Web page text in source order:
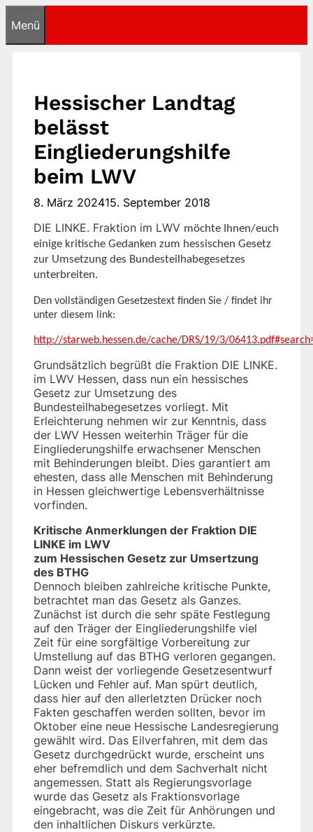
Inhalt
springen
Menü
Hessischer Landtag
belässt
Eingliederungshilfe
beim LWV
8. März 202415. September 2018
DIE LINKE. Fraktion im LWV möchte Ihnen/euch
einige kritische Gedanken zum hessischen Gesetz
zur Umsetzung des Bundesteilhabegesetzes
unterbreiten.
Den vollständigen Gesetzestext finden Sie / findet ihr
unter diesem link:
http://starweb.hessen.de/cache/DRS/19/3/
Grundsätzlich begrüßt die Fraktion DIE LINKE.
im LWV Hessen, dass nun ein hessisches
Gesetz zur Umsetzung des
Bundesteilhabegesetzes vorliegt. Mit
Erleichterung nehmen wir zur Kenntnis, dass
der LWV Hessen weiterhin Träger für die
Eingliederungshilfe erwachsener Menschen
mit Behinderungen bleibt. Dies garantiert am
ehesten, dass alle Menschen mit Behinderung
in Hessen gleichwertige Lebensverhältnisse
vorfinden.
Kritische Anmerklungen der Fraktion DIE
LINKE im LWV
zum Hessischen Gesetz zur Umsertzung
des BTHG
Dennoch bleiben zahlreiche kritische Punkte,
betrachtet man das Gesetz als Ganzes.
Zunächst ist durch die sehr späte Festlegung
auf den Träger der Eingliederungshilfe viel
Zeit für eine sorgfältige Vorbereitung zur
Umstellung auf das BTHG verloren gegangen.
Dann weist der vorliegende Gesetzesentwurf
Lücken und Fehler auf. Man spürt deutlich,
dass hier auf den allerletzten Drücker noch
Fakten geschaffen werden sollten, bevor im
Oktober eine neue Hessische Landesregierung
gewählt wird. Das Eilverfahren, mit dem das
Gesetz durchgedrückt wurde, erscheint uns
eher befremdlich und dem Sachverhalt nicht
angemessen. Statt als Regierungsvorlage
wurde das Gesetz als Fraktionsvorlage
eingebracht, was die Zeit für Anhörungen und
den inhaltlichen Diskurs verkürzte.